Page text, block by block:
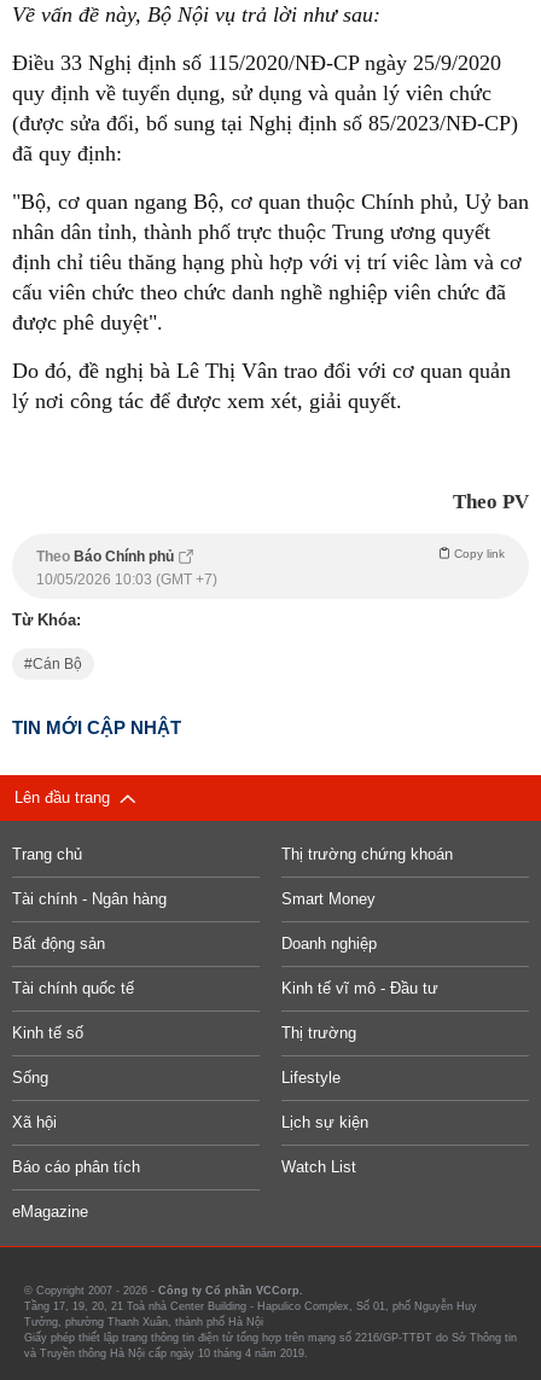
Về vấn đề này, Bộ Nội vụ trả lời như sau:
Điều 33 Nghị định số 115/2020/NĐ-CP ngày 25/9/2020
quy định về tuyển dụng, sử dụng và quản lý viên chức
(được sửa đổi, bổ sung tại Nghị định số 85/2023/NĐ-CP)
đã quy định:
"Bộ, cơ quan ngang Bộ, cơ quan thuộc Chính phủ, Uỷ ban
nhân dân tỉnh, thành phố trực thuộc Trung ương quyết
định chỉ tiêu thăng hạng phù hợp với vị trí viêc làm và cơ
cấu viên chức theo chức danh nghề nghiệp viên chức đã
được phê duyệt".
Do đó, đề nghị bà Lê Thị Vân trao đổi với cơ quan quản
lý nơi công tác để được xem xét, giải quyết.
Theo PV
Theo Báo Chính phủ Copy link
10/05/2026 10:03 (GMT +7)
Từ Khóa:
Cán Bộ
TIN MỚI CẬP NHẬT
Lên đầu trang
Trang chủ Thị trường chứng khoán
Tài chính - Ngân hàng Smart Money
Bất động sản Doanh nghiệp
Tài chính quốc tế Kinh tế vĩ mô - Đầu tư
Kinh tế số Thị trường
Sống Lifestyle
Xã hội Lịch sự kiện
Báo cáo phân tích Watch List
eMagazine
© Copyright 2007 - 2026 - Công ty Cổ phần VCCorp.
Tầng 17, 19, 20, 21 Toà nhà Center Building - Hapulico Complex, Số 01, phố Nguyễn Huy
Tưởng, phường Thanh Xuân, thành phố Hà Nội
Giấy phép thiết lập trang thông tin điện tử tổng hợp trên mạng số 2216/GP-TTĐT do Sở Thông tin
và Truyền thông Hà Nội cấp ngày 10 tháng 4 năm 2019.